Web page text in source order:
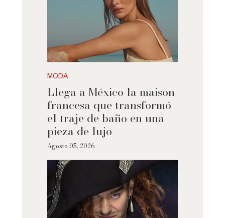
MODA
Llega a México la maison
francesa que transformó
el traje de baño en una
pieza de lujo
Agosto 05, 2026